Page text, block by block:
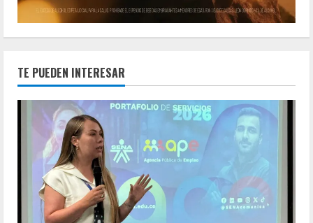
TE PUEDEN INTERESAR